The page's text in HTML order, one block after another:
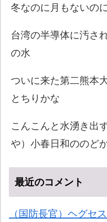
冬なのに月もないの
台湾の半導体に汚さ
の水
ついに来た第二熊本
とちりかな
こんこんと水湧き出
や）小春日和ののど
最近のコメント
（国防長官）ヘグセ